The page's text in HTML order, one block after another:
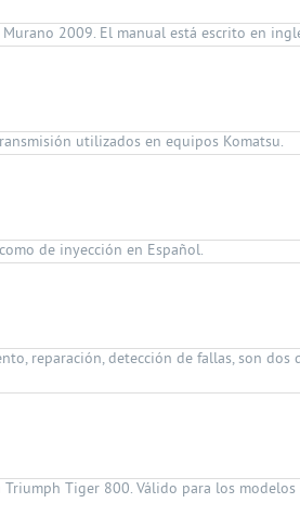
2009. El manual está escrito en
utilizados en equipos Komatsu.
de inyección en Español.
reparación, detección de fallas, son dos
Tiger 800. Válido para los modelos